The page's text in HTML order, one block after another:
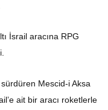
İsrail aracına RPG
Mescid-i Aksa
ait bir aracı roketlerle